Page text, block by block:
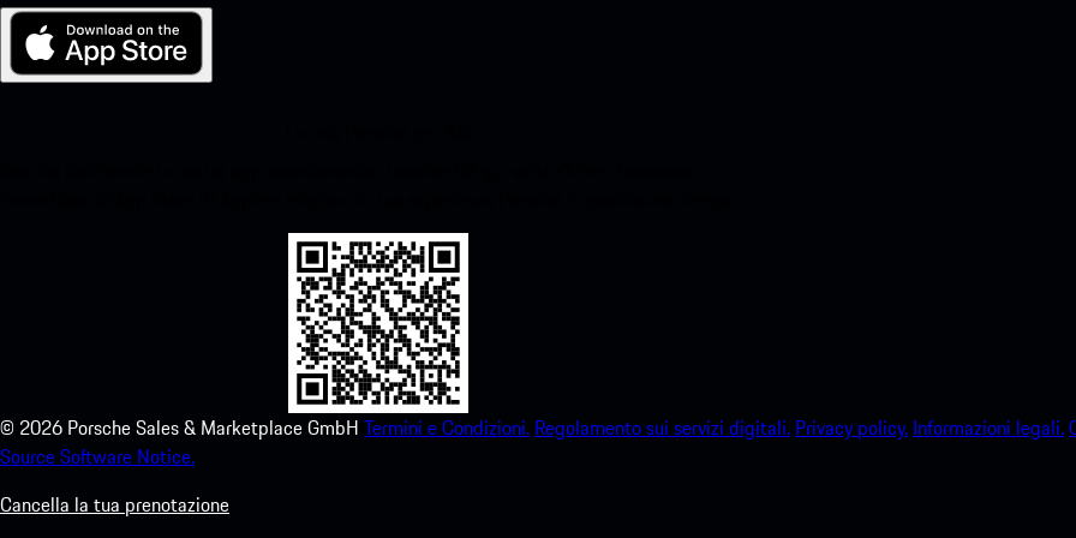
© 2026 Porsche Sales & Marketplace GmbH Termini e Condizioni. Regolamento sui servizi digitali. Privacy policy. Informazioni legali.
Source Software Notice.
Cancella la tua prenotazione